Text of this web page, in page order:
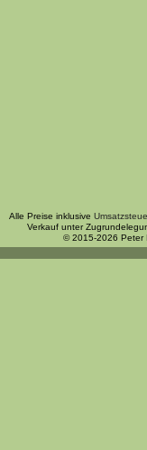
Alle Preise inklusive
Verkauf unter
© 2015-2026 Peter